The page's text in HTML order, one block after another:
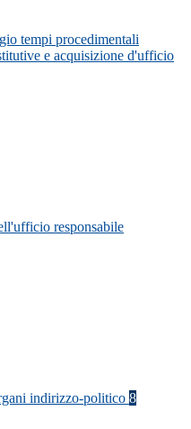
tempi procedimentali
e acquisizione d'ufficio
responsabile
indirizzo-politico 8